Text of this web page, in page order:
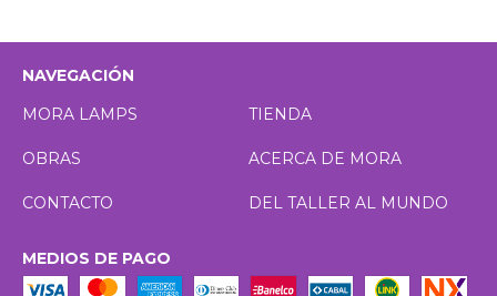
NAVEGACIÓN
MORA LAMPS
TIENDA
OBRAS ACERCA DE MORA
CONTACTO DEL TALLER AL MUNDO
MEDIOS DE PAGO